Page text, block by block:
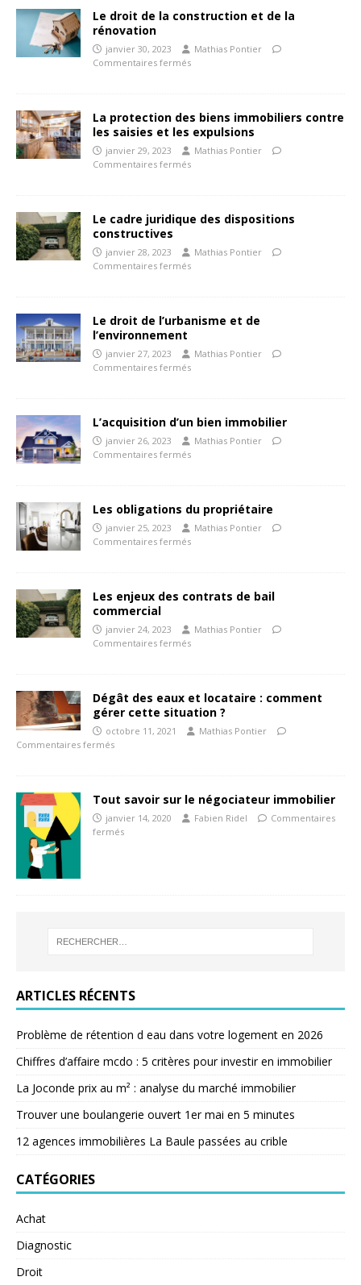
Le droit de la construction et de la
rénovation
janvier 30, 2023
Mathias Pontier
Commentaires fermés
La protection des biens immobiliers contre
les saisies et les expulsions
janvier 29, 2023
Mathias Pontier
Commentaires fermés
Le cadre juridique des dispositions
constructives
janvier 28, 2023
Mathias Pontier
Commentaires fermés
Le droit de l’urbanisme et de
l’environnement
janvier 27, 2023
Mathias Pontier
Commentaires fermés
L’acquisition d’un bien immobilier
janvier 26, 2023
Mathias Pontier
Commentaires fermés
Les obligations du propriétaire
janvier 25, 2023
Mathias Pontier
Commentaires fermés
Les enjeux des contrats de bail
commercial
janvier 24, 2023
Mathias Pontier
Commentaires fermés
Dégât des eaux et locataire : comment
gérer cette situation ?
octobre 11, 2021
Mathias Pontier
Commentaires fermés
Tout savoir sur le négociateur immobilier
janvier 14, 2020 Fabien Ridel
Commentaires
fermés
ARTICLES RÉCENTS
Problème de rétention d eau dans votre logement en 2026
Chiffres d’affaire mcdo : 5 critères pour investir en immobilier
La Joconde prix au m² : analyse du marché immobilier
Trouver une boulangerie ouvert 1er mai en 5 minutes
12 agences immobilières La Baule passées au crible
CATÉGORIES
Achat
Diagnostic
Droit